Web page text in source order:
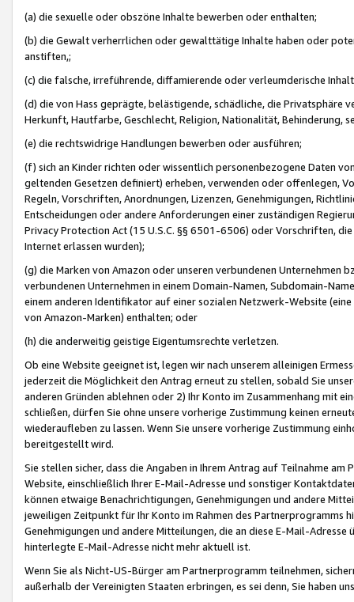
(a) die sexuelle oder obszöne Inhalte bewerben oder enthalten;
(b) die Gewalt verherrlichen oder gewalttätige Inhalte haben oder
anstiften,;
(c) die falsche, irreführende, diffamierende oder verleumderische
(d) die von Hass geprägte, belästigende, schädliche, die Privatsphäre
Herkunft, Hautfarbe, Geschlecht, Religion, Nationalität, Behinderung,
(e) die rechtswidrige Handlungen bewerben oder ausführen;
(f) sich an Kinder richten oder wissentlich personenbezogene Daten
geltenden Gesetzen definiert) erheben, verwenden oder offenlegen,
Regeln, Vorschriften, Anordnungen, Lizenzen, Genehmigungen,
Entscheidungen oder andere Anforderungen einer zuständigen
Privacy Protection Act (15 U.S.C. §§ 6501-6506) oder Vorschriften,
Internet erlassen wurden);
(g) die Marken von Amazon oder unseren verbundenen Unternehmen
verbundenen Unternehmen in einem Domain-Namen, Subdomain-
einem anderen Identifikator auf einer sozialen Netzwerk-Website
von Amazon-Marken) enthalten; oder
(h) die anderweitig geistige Eigentumsrechte verletzen.
Ob eine Website geeignet ist, legen wir nach unserem alleinigen
jederzeit die Möglichkeit den Antrag erneut zu stellen, sobald Sie
anderen Gründen ablehnen oder 2) Ihr Konto im Zusammenhang mit
schließen, dürfen Sie ohne unsere vorherige Zustimmung keinen
wiederaufleben zu lassen. Wenn Sie unsere vorherige Zustimmung
bereitgestellt wird.
Sie stellen sicher, dass die Angaben in Ihrem Antrag auf Teilnahme
Website, einschließlich Ihrer E-Mail-Adresse und sonstiger
können etwaige Benachrichtigungen, Genehmigungen und andere
jeweiligen Zeitpunkt für Ihr Konto im Rahmen des Partnerprogramms
Genehmigungen und andere Mitteilungen, die an diese E-Mail-
hinterlegte E-Mail-Adresse nicht mehr aktuell ist.
Wenn Sie als Nicht-US-Bürger am Partnerprogramm teilnehmen,
außerhalb der Vereinigten Staaten erbringen, es sei denn, Sie haben